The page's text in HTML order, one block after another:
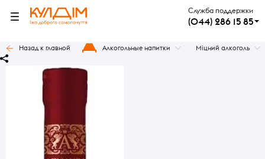
Служба поддержки
(044) 286 15 85
Назад к главной Алкогольные напитки Міцний алкоголь